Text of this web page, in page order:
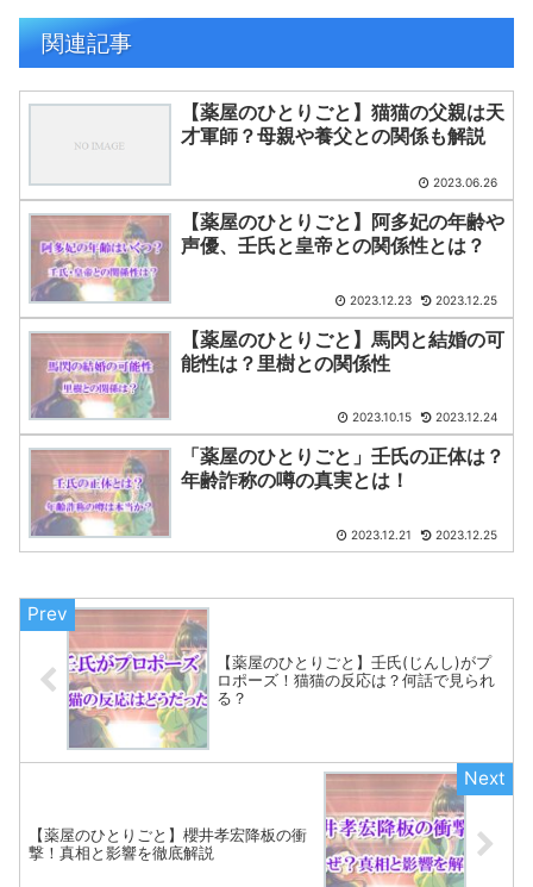
関連記事
【薬屋のひとりごと】猫猫の父親は天
才軍師？母親や養父との関係も解説
2023.06.26
【薬屋のひとりごと】阿多妃の年齢や
声優、壬氏と皇帝との関係性とは？
2023.12.23 2023.12.25
【薬屋のひとりごと】馬閃と結婚の可
能性は？里樹との関係性
2023.10.15 2023.12.24
「薬屋のひとりごと」壬氏の正体は？
年齢詐称の噂の真実とは！
2023.12.21 2023.12.25
【薬屋のひとりごと】壬氏(じんし)がプ
ロポーズ！猫猫の反応は？何話で見られ
る？
【薬屋のひとりごと】櫻井孝宏降板の衝
撃！真相と影響を徹底解説